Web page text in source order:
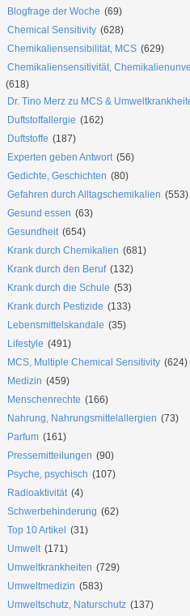
Blogfrage der Woche (69)
Chemical Sensitivity (628)
Chemikaliensensibilität, MCS (629)
Chemikaliensensitivität,
(618)
Dr. Tino Merz zu MCS &
Duftstoffallergie (162)
Duftstoffe (187)
Experten geben Antwort (56)
Gedichte, Geschichten (80)
Gefahren durch Alltagschemikalien (553)
Gesund essen (63)
Gesundheit (654)
Krank durch Chemikalien (681)
Krank durch den Beruf (132)
Krank durch die Schule (53)
Krank durch Pestizide (133)
Lebensmittelskandale (35)
Lifestyle (491)
MCS, Multiple Chemical Sensitivity (624)
Medizin (459)
Menschenrechte (166)
Nahrung, Nahrungsmittelallergien (73)
Parfum (161)
Pressemitteilungen (90)
Psyche, psychisch (107)
Radioaktivität (4)
Schwerbehinderung (62)
Top 10 Artikel
(31)
Umwelt (171)
Umweltkrankheiten (729)
Umweltmedizin (583)
Umweltschutz, Naturschutz (137)